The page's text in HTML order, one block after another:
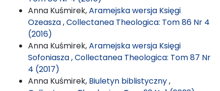
Anna Kuśmirek,Aramejska wersja Księgi
Ozeasza,Collectanea Theologica: Tom 86 Nr 4
(2016)
Anna Kuśmirek,Aramejska wersja Księgi
Sofoniasza,Collectanea Theologica: Tom 87 Nr
4 (2017)
Anna Kuśmirek, Biuletyn biblistyczny,